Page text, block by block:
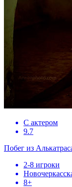
С актером
9.7
Побег из
2-8 игроки
8+